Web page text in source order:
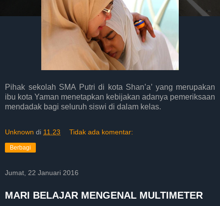
Pihak sekolah SMA Putri di kota Shan’a’ yang merupakan
ibu kota Yaman menetapkan kebijakan adanya pemeriksaan
mendadak bagi seluruh siswi di dalam kelas.
Unknown di 11.23 Tidak ada komentar:
Berbagi
Jumat, 22 Januari 2016
MARI BELAJAR MENGENAL MULTIMETER